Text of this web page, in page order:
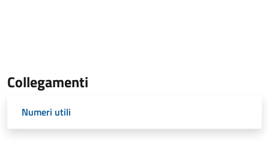
Collegamenti
Numeri utili